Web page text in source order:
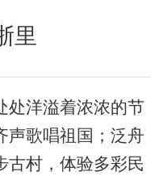
里
洋溢着浓浓的节
声歌唱祖国；泛舟
古村，体验多彩民